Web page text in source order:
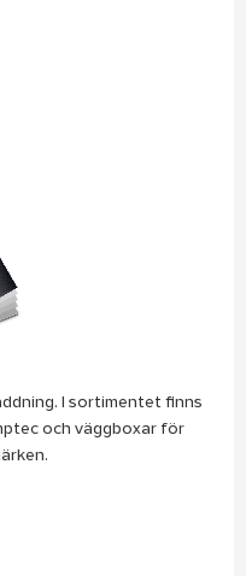
I sortimentet finns
och väggboxar för